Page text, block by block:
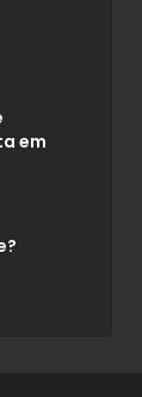
em